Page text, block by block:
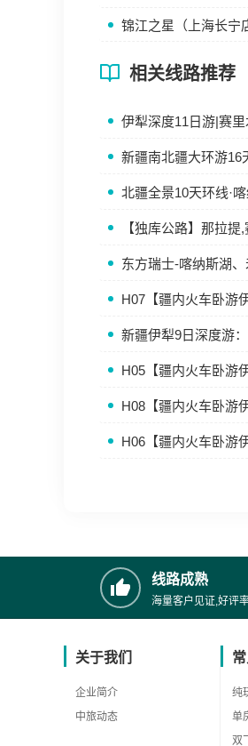
锦江之星（上海长宁
相关线路推荐
伊犁深度11日游|赛
新疆南北疆大环游16
北疆全景10天环线·
【独库公路】那拉
东方瑞士-喀纳斯湖
H07【疆内火车卧游
新疆伊犁9日深度游
H05【疆内火车卧游
H08【疆内火车卧游
H06【疆内火车卧游
线路成熟
海量客户见证,好评
关于我们
企业简介
中旅动态
纯
单
双